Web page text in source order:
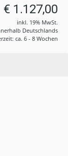
€ 1.127,00
inkl. 19% MwSt.
Deutschlands
ca. 6 - 8 Wochen